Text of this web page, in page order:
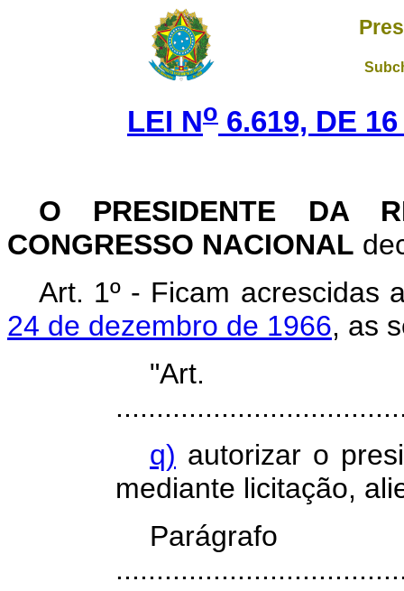
LEI No 6.619, DE
O PRESIDENTE DA
CONGRESSO NACIONAL
Art. 1º - Ficam acrescidas
24 de dezembro de 1966, as
q) autorizar o
mediante licitação,